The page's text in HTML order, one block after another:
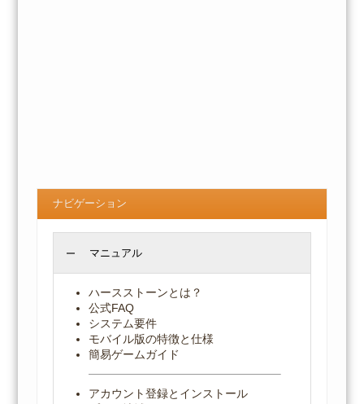
ナビゲーション
マニュアル
ハースストーンとは？
公式FAQ
システム要件
モバイル版の特徴と仕様
簡易ゲームガイド
アカウント登録とインストール